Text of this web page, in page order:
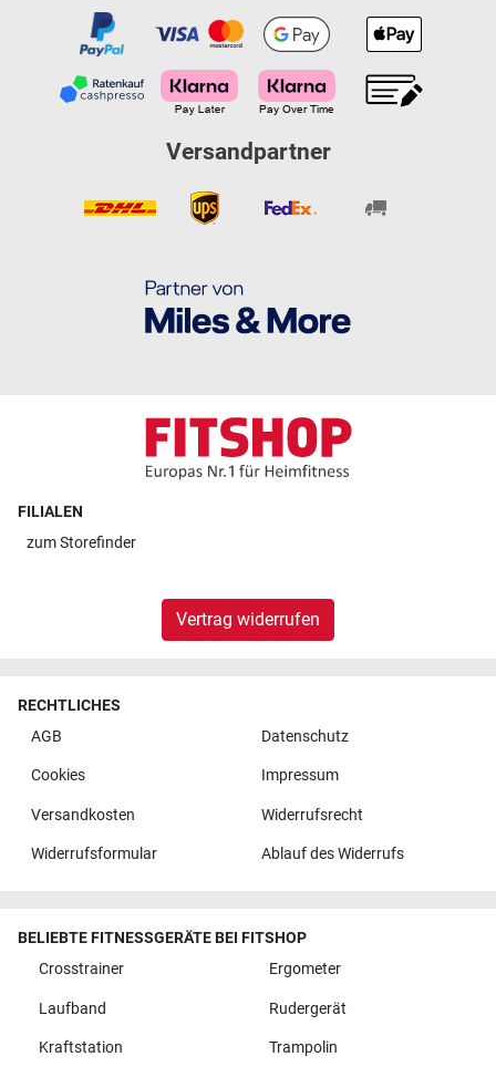
Versandpartner
FILIALEN
zumStorefinder
Vertrag widerrufen
RECHTLICHES
AGB
Datenschutz
Cookies Impressum
Versandkosten Widerrufsrecht
Widerrufsformular Ablauf des Widerrufs
BELIEBTE FITNESSGERÄTE BEI FITSHOP
Crosstrainer
Ergometer
Laufband Rudergerät
Kraftstation Trampolin